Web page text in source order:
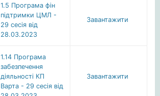
1.5 Програма фін
підтримки ЦМЛ -
29 сесія від
28.03.2023
Завантажити
1.14 Програма
забезпечення
діяльності КП
Варта - 29 сесія від
Завантажити